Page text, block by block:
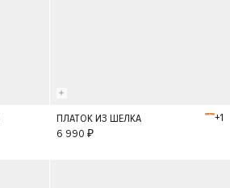
S
ПЛАТОК ИЗ ШЕЛКА
+1
6 990 ₽